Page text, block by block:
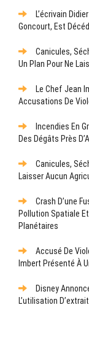
L’écrivain
Goncourt, Est
Canicules,
Un Plan Pour Ne
Le Chef Jean
Accusations De
Incendies En
Des Dégâts Près
Canicules,
Laisser Aucun
Crash D’une
Pollution Spatiale
Planétaires
Accusé De
Imbert Présenté À
Disney
L’utilisation